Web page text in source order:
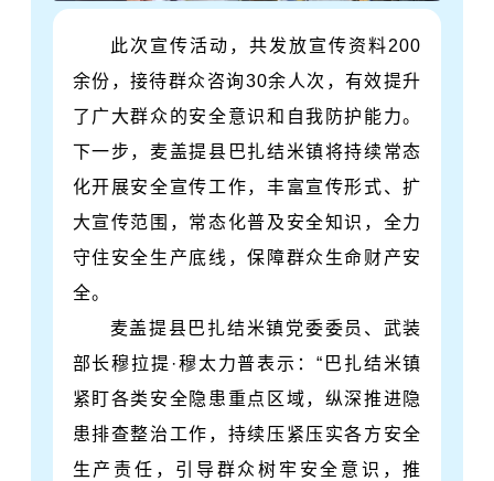
此次宣传活动，共发放宣传资料200
余份，接待群众咨询30余人次，有效提升
了广大群众的安全意识和自我防护能力。
下一步，麦盖提县巴扎结米镇将持续常态
化开展安全宣传工作，丰富宣传形式、扩
大宣传范围，常态化普及安全知识，全力
守住安全生产底线，保障群众生命财产安
全。
麦盖提县巴扎结米镇党委委员、武装
部长穆拉提·穆太力普表示：“巴扎结米镇
紧盯各类安全隐患重点区域，纵深推进隐
患排查整治工作，持续压紧压实各方安全
生产责任，引导群众树牢安全意识，推